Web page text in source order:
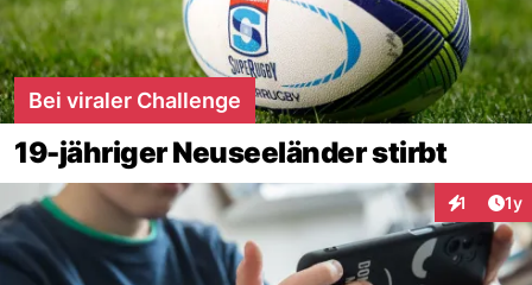
Bei viraler Challenge
19-jähriger Neuseeländer stirbt
1 1y